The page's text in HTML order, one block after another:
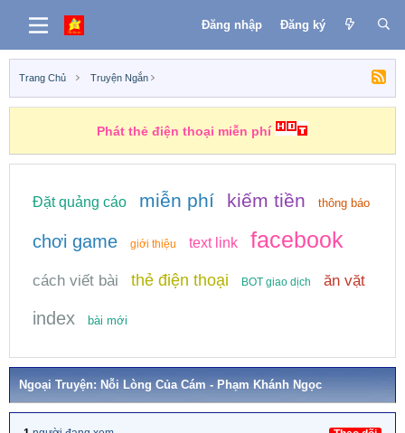
Đăng nhập Đăng ký
Trang Chủ Truyện Ngắn
Phát thẻ điện thoại miễn phí
Đặt quảng cáo miễn phí kiếm tiền thông báo
chơi game giới thiệu text link facebook
cách viết bài thẻ điện thoại BOT giao dịch ăn vặt
index bài mới
Ngoại Truyện: Nỗi Lòng Của Cám - Phạm Khánh Ngọc